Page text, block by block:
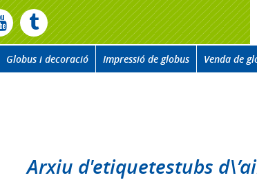
Globus i decoració Impressió de globus Venda de
Arxiu d'etiquetestubs